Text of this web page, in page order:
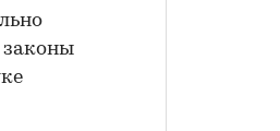
законы